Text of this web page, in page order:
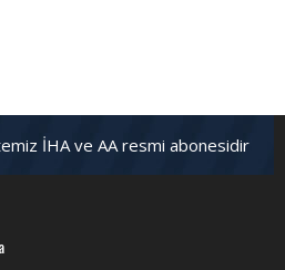
İHA ve AA resmi abonesidir